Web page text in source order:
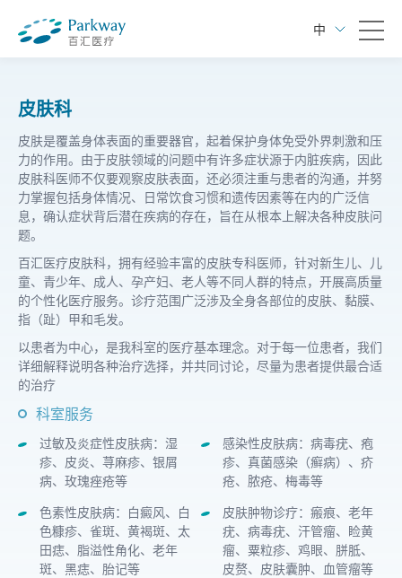
中
皮肤科
皮肤是覆盖身体表面的重要器官，起着保护身体免受外界刺激和压
力的作用。由于皮肤领域的问题中有许多症状源于内脏疾病，因此
皮肤科医师不仅要观察皮肤表面，还必须注重与患者的沟通，并努
力掌握包括身体情况、日常饮食习惯和遗传因素等在内的广泛信
息，确认症状背后潜在疾病的存在，旨在从根本上解决各种皮肤问
题。
百汇医疗皮肤科，拥有经验丰富的皮肤专科医师，针对新生儿、儿
童、青少年、成人、孕产妇、老人等不同人群的特点，开展高质量
的个性化医疗服务。诊疗范围广泛涉及全身各部位的皮肤、黏膜、
指（趾）甲和毛发。
以患者为中心，是我科室的医疗基本理念。对于每一位患者，我们
详细解释说明各种治疗选择，并共同讨论，尽量为患者提供最合适
的治疗
科室服务
过敏及炎症性皮肤病：湿
疹、皮炎、荨麻疹、银屑
病、玫瑰痤疮等
感染性皮肤病：病毒疣、疱
疹、真菌感染（癣病）、疥
疮、脓疮、梅毒等
色素性皮肤病：白癜风、白
色糠疹、雀斑、黄褐斑、太
田痣、脂溢性角化、老年
斑、黑痣、胎记等
皮肤肿物诊疗：瘢痕、老年
疣、病毒疣、汗管瘤、睑黄
瘤、粟粒疹、鸡眼、胼胝、
皮赘、皮肤囊肿、血管瘤等